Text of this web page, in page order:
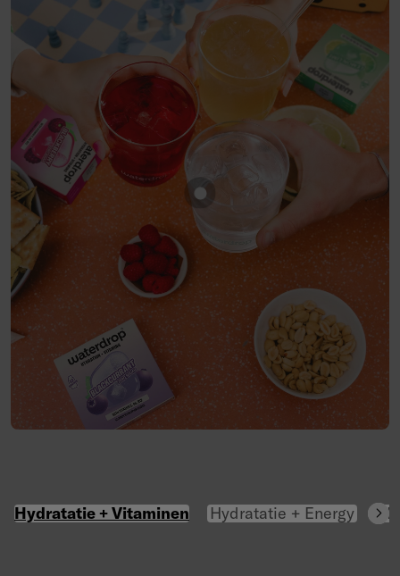
Toon product CITROEN
Hydratatie + Vitaminen Hydratatie + Energy